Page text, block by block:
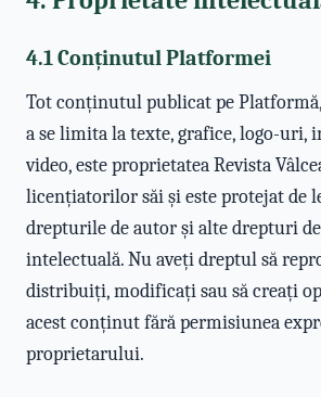
4.1 Conținutul Platformei
Tot conținutul publicat pe
a se limita la texte, grafice, logo-uri,
video, este proprietatea Revista
licențiatorilor săi și este protejat de
drepturile de autor și alte drepturi
intelectuală. Nu aveți dreptul să
distribuiți, modificați sau să creați
acest conținut fără permisiunea
proprietarului.